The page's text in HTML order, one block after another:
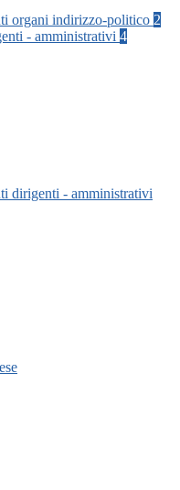
organi indirizzo-politico 2
- amministrativi 4
dirigenti - amministrativi